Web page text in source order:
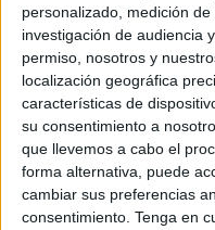
personalizado, medición
investigación de audiencia
permiso, nosotros y
localización geográfica
características de
su consentimiento a
que llevemos a cabo el
forma alternativa, puede
cambiar sus preferencias
consentimiento. Tenga en